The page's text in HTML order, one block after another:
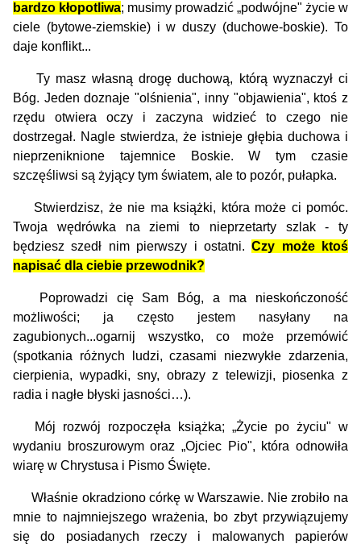
bardzo kłopotliwa; musimy prowadzić „podwójne" życie w
ciele (bytowe-ziemskie) i w duszy (duchowe-boskie). To
daje konflikt...
Ty masz własną drogę duchową, którą wyznaczył ci
Bóg. Jeden doznaje "olśnienia", inny "objawienia", ktoś z
rzędu otwiera oczy i zaczyna widzieć to czego nie
dostrzegał. Nagle stwierdza, że istnieje głębia duchowa i
nieprzeniknione tajemnice Boskie. W tym czasie
szczęśliwsi są żyjący tym światem, ale to pozór, pułapka.
Stwierdzisz, że nie ma książki, która może ci pomóc.
Twoja wędrówka na ziemi to nieprzetarty szlak - ty
będziesz szedł nim pierwszy i ostatni.Czy może ktoś
napisać dla ciebie przewodnik?
Poprowadzi cię Sam Bóg, a ma nieskończoność
możliwości; ja często jestem nasyłany na
zagubionych...ogarnij wszystko, co może przemówić
(spotkania różnych ludzi, czasami niezwykłe zdarzenia,
cierpienia, wypadki, sny, obrazy z telewizji, piosenka z
radia i nagłe błyski jasności…).
Mój rozwój rozpoczęła książka; „Życie po życiu" w
wydaniu broszurowym oraz „Ojciec Pio", która odnowiła
wiarę w Chrystusa i Pismo Święte.
Właśnie okradziono córkę w Warszawie. Nie zrobiło na
mnie to najmniejszego wrażenia, bo zbyt przywiązujemy
się do posiadanych rzeczy i malowanych papierów